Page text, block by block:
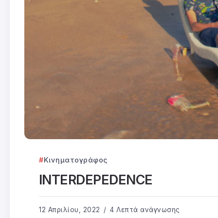
Κινηματογράφος
INTERDEPEDENCE
12 Απριλίου, 2022 4 Λεπτά ανάγνωσης